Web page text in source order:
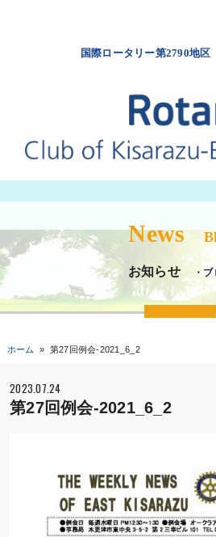
国際ロータリー第2790地
News
お知らせ ・
ホーム » 第27回例会-2021_6_2
2023.07.24
第27回例会-2021_6_2